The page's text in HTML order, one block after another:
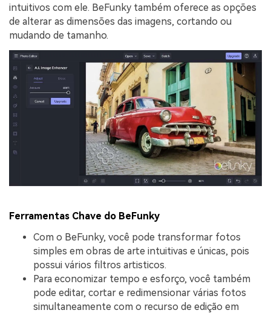
intuitivos com ele. BeFunky também oferece as opções
de alterar as dimensões das imagens, cortando ou
mudando de tamanho.
Ferramentas Chave do BeFunky
Com o BeFunky, você pode transformar fotos
simples em obras de arte intuitivas e únicas, pois
possui vários filtros artisticos.
Para economizar tempo e esforço, você também
pode editar, cortar e redimensionar várias fotos
simultaneamente com o recurso de edição em